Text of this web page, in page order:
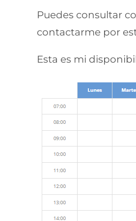
Puedes consultar
contactarme por
Esta es mi